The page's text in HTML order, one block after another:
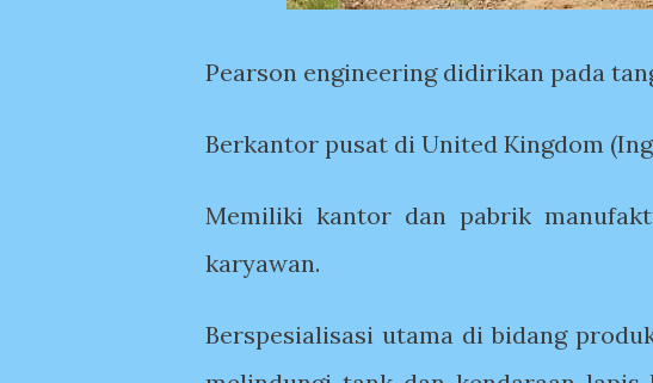
Pearson engineering didirikan pada
Berkantor pusat di United Kingdom
Memiliki kantor dan pabrik
karyawan.
Berspesialisasi utama di bidang